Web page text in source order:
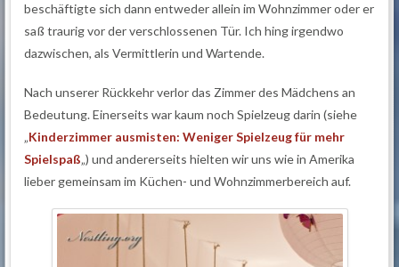
beschäftigte sich dann entweder allein im Wohnzimmer oder er
saß traurig vor der verschlossenen Tür. Ich hing irgendwo
dazwischen, als Vermittlerin und Wartende.
Nach unserer Rückkehr verlor das Zimmer des Mädchens an
Bedeutung. Einerseits war kaum noch Spielzeug darin (siehe
„Kinderzimmer ausmisten: Weniger Spielzeug für mehr
Spielspaß„) und andererseits hielten wir uns wie in Amerika
lieber gemeinsam im Küchen- und Wohnzimmerbereich auf.